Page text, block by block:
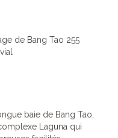
de Bang Tao 255
baie de Bang Tao,
Laguna qui